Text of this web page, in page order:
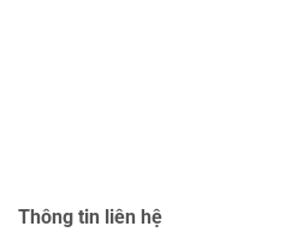
Thông tin liên hệ